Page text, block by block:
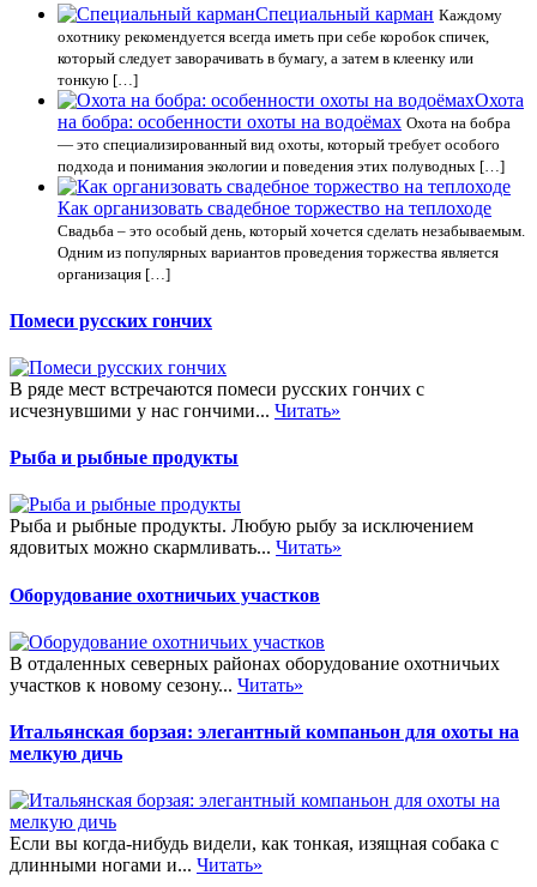
Специальный карман Каждому
охотнику рекомендуется всегда иметь при себе коробок спичек,
который следует заворачивать в бумагу, а затем в клеенку или
тонкую […]
Охота
на бобра: особенности охоты на водоёмах Охота на бобра
— это специализированный вид охоты, который требует особого
подхода и понимания экологии и поведения этих полуводных […]
Как организовать свадебное торжество на теплоходе
Свадьба – это особый день, который хочется сделать незабываемым.
Одним из популярных вариантов проведения торжества является
организация […]
Помеси русских гончих
В ряде мест встречаются помеси русских гончих с
исчезнувшими у нас гончими... Читать»
Рыба и рыбные продукты
Рыба и рыбные продукты. Любую рыбу за исключением
ядовитых можно скармливать... Читать»
Оборудование охотничьих участков
В отдаленных северных районах оборудование охотничьих
участков к новому сезону... Читать»
Итальянская борзая: элегантный компаньон для охоты на
мелкую дичь
Если вы когда-нибудь видели, как тонкая, изящная собака с
длинными ногами и... Читать»